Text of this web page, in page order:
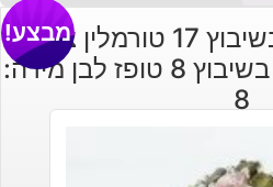
טבעת יוקרה כסף בשיבוץ 17 טורמלין צבעוני
במשקל: 3.10 קרט בשיבוץ 8 טופז לבן מידה:
8
מבצע!